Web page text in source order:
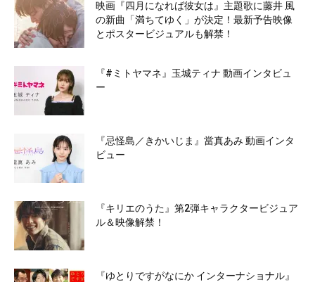
映画『四月になれば彼女は』主題歌に藤井 風
の新曲「満ちてゆく」が決定！最新予告映像
とポスタービジュアルも解禁！
『#ミトヤマネ』玉城ティナ 動画インタビュ
ー
『忌怪島／きかいじま』當真あみ 動画インタ
ビュー
『キリエのうた』第2弾キャラクタービジュア
ル＆映像解禁！
『ゆとりですがなにか インターナショナル』